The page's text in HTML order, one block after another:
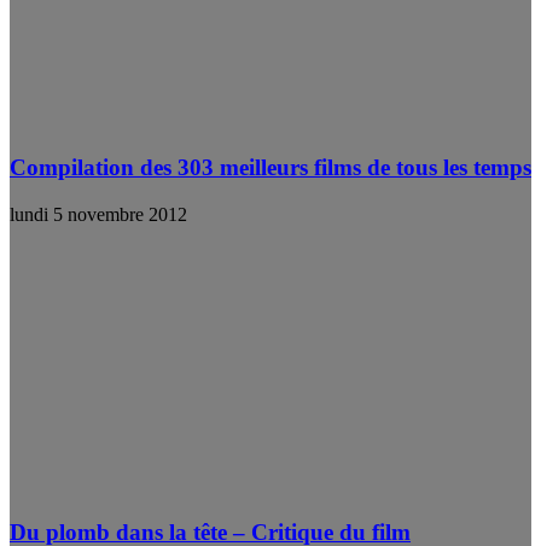
Compilation des 303 meilleurs films de tous les temps
lundi 5 novembre 2012
Du plomb dans la tête – Critique du film